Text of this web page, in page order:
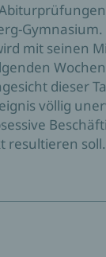
mit seinen
dieser
völlig
resultieren